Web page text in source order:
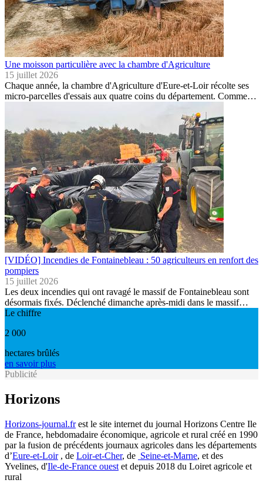
Une moisson particulière avec la chambre d'Agriculture
15 juillet 2026
Chaque année, la chambre d'Agriculture d'Eure-et-Loir récolte ses
micro-parcelles d'essais aux quatre coins du département. Comme…
[VIDÉO] Incendies de Fontainebleau : 50 agriculteurs en renfort des
pompiers
15 juillet 2026
Les deux incendies qui ont ravagé le massif de Fontainebleau sont
désormais fixés. Déclenché dimanche après-midi dans le massif…
Le chiffre
2 000
hectares brûlés
en savoir plus
Publicité
Horizons
Horizons-journal.frest le site internet du journal Horizons Centre Ile
de France, hebdomadaire économique, agricole et rural créé en 1990
par la fusion de précédents journaux agricoles dans les départements
d’Eure-et-Loir, de Loir-et-Cher, de Seine-et-Marne, et des
Yvelines, d'Ile-de-France ouest et depuis 2018 du Loiret agricole et
rural